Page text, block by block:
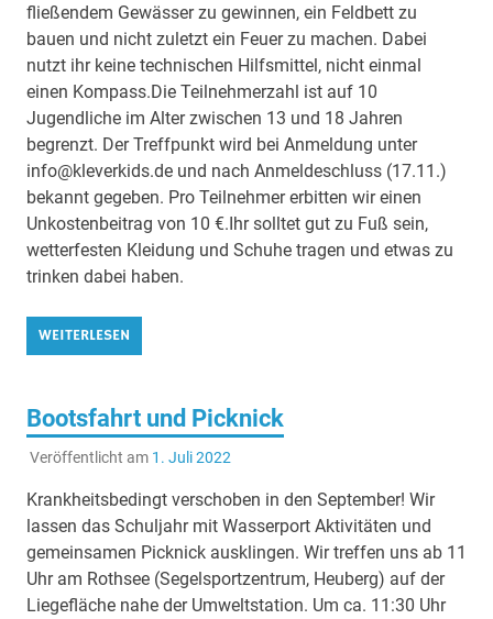
fließendem Gewässer zu gewinnen, ein Feldbett zu
bauen und nicht zuletzt ein Feuer zu machen. Dabei
nutzt ihr keine technischen Hilfsmittel, nicht einmal
einen Kompass.Die Teilnehmerzahl ist auf 10
Jugendliche im Alter zwischen 13 und 18 Jahren
begrenzt. Der Treffpunkt wird bei Anmeldung unter
info@kleverkids.de und nach Anmeldeschluss (17.11.)
bekannt gegeben. Pro Teilnehmer erbitten wir einen
Unkostenbeitrag von 10 €.Ihr solltet gut zu Fuß sein,
wetterfesten Kleidung und Schuhe tragen und etwas zu
trinken dabei haben.
WEITERLESEN
Bootsfahrt und Picknick
Veröffentlicht am 1. Juli 2022
Krankheitsbedingt verschoben in den September! Wir
lassen das Schuljahr mit Wasserport Aktivitäten und
gemeinsamen Picknick ausklingen. Wir treffen uns ab 11
Uhr am Rothsee (Segelsportzentrum, Heuberg) auf der
Liegefläche nahe der Umweltstation. Um ca. 11:30 Uhr